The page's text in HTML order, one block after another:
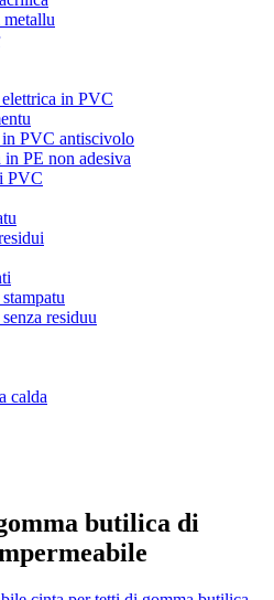
in PVC
in PVC antiscivolo
PE non adesiva
PVC
residuu
calda
butilica di